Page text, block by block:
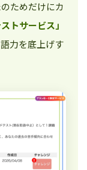
ためだけにカ
トサービス」
力を底上げす